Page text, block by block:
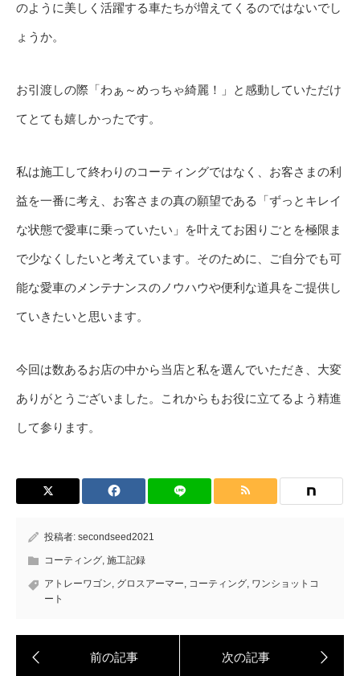
のように美しく活躍する車たちが増えてくるのではないでし
ょうか。
お引渡しの際「わぁ～めっちゃ綺麗！」と感動していただけ
てとても嬉しかったです。
私は施工して終わりのコーティングではなく、お客さまの利
益を一番に考え、お客さまの真の願望である「ずっとキレイ
な状態で愛車に乗っていたい」を叶えてお困りごとを極限ま
で少なくしたいと考えています。そのために、ご自分でも可
能な愛車のメンテナンスのノウハウや便利な道具をご提供し
ていきたいと思います。
今回は数あるお店の中から当店と私を選んでいただき、大変
ありがとうございました。これからもお役に立てるよう精進
して参ります。
投稿者: secondseed2021
コーティング, 施工記録
アトレーワゴン, グロスアーマー, コーティング, ワンショットコ
ート